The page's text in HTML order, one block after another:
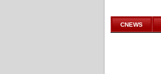
аналитике
CNEWS